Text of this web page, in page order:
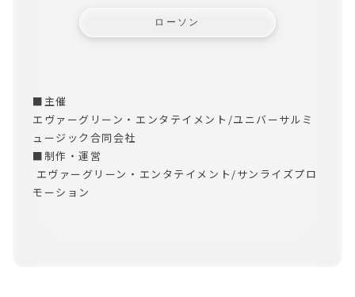
OFFICIAL
MEMBER’S MENU
ローソン
■主催
エヴァーグリーン・エンタテイメント/ユニバーサルミ
ュージック合同会社
■制作・運営
エヴァーグリーン・エンタテイメント/サンライズプロ
モーション